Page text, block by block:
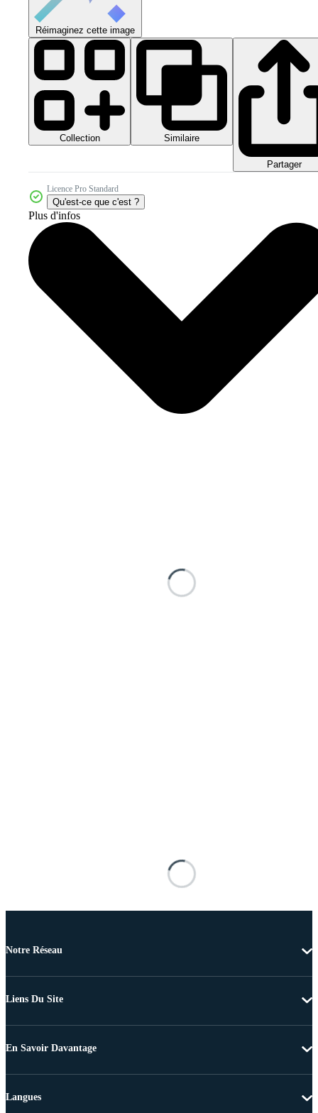
Réimaginez cette image
Collection Similaire
Partager
Licence Pro Standard
Qu'est-ce que c'est ?
Plus d'infos
Notre Réseau
Liens Du Site
En Savoir Davantage
Langues